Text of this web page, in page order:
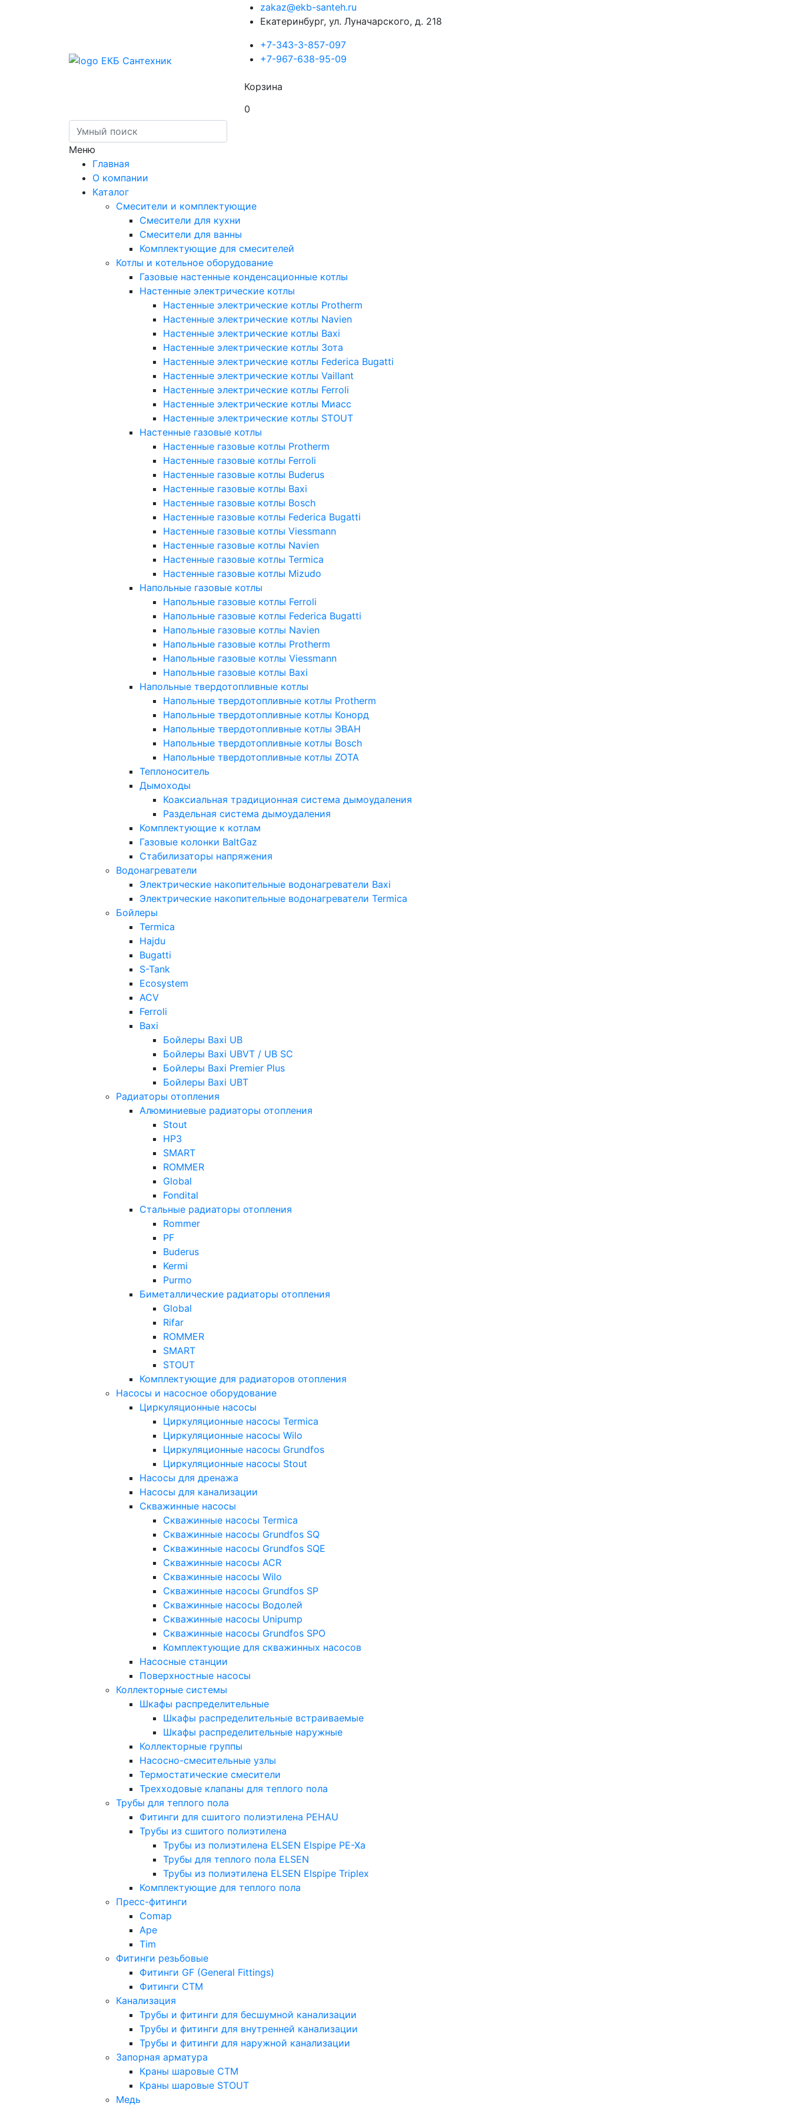
zakaz@ekb-santeh.ru
Екатеринбург, ул. Луначарского, д. 218
+7-343-3-857-097
+7-967-638-95-09
Корзина
0
Меню
Главная
О компании
Каталог
Смесители и комплектующие
Смесители для кухни
Смесители для ванны
Комплектующие для смесителей
Котлы и котельное оборудование
Газовые настенные конденсационные котлы
Настенные электрические котлы
Настенные электрические котлы Protherm
Настенные электрические котлы Navien
Настенные электрические котлы Baxi
Настенные электрические котлы Зота
Настенные электрические котлы Federica Bugatti
Настенные электрические котлы Vaillant
Настенные электрические котлы Ferroli
Настенные электрические котлы Миасс
Настенные электрические котлы STOUT
Настенные газовые котлы
Настенные газовые котлы Protherm
Настенные газовые котлы Ferroli
Настенные газовые котлы Buderus
Настенные газовые котлы Baxi
Настенные газовые котлы Bosch
Настенные газовые котлы Federica Bugatti
Настенные газовые котлы Viessmann
Настенные газовые котлы Navien
Настенные газовые котлы Termica
Настенные газовые котлы Mizudo
Напольные газовые котлы
Напольные газовые котлы Ferroli
Напольные газовые котлы Federica Bugatti
Напольные газовые котлы Navien
Напольные газовые котлы Protherm
Напольные газовые котлы Viessmann
Напольные газовые котлы Baxi
Напольные твердотопливные котлы
Напольные твердотопливные котлы Protherm
Напольные твердотопливные котлы Конорд
Напольные твердотопливные котлы ЭВАН
Напольные твердотопливные котлы Bosch
Напольные твердотопливные котлы ZOTA
Теплоноситель
Дымоходы
Коаксиальная традиционная система дымоудаления
Раздельная система дымоудаления
Комплектующие к котлам
Газовые колонки BaltGaz
Стабилизаторы напряжения
Водонагреватели
Электрические накопительные водонагреватели Baxi
Электрические накопительные водонагреватели Termica
Бойлеры
Termica
Hajdu
Bugatti
S-Tank
Ecosystem
ACV
Ferroli
Baxi
Бойлеры Baxi UB
Бойлеры Baxi UBVT / UB SC
Бойлеры Baxi Premier Plus
Бойлеры Baxi UBT
Радиаторы отопления
Алюминиевые радиаторы отопления
Stout
НРЗ
SMART
ROMMER
Global
Fondital
Стальные радиаторы отопления
Rommer
PF
Buderus
Kermi
Purmo
Биметаллические радиаторы отопления
Global
Rifar
ROMMER
SMART
STOUT
Комплектующие для радиаторов отопления
Насосы и насосное оборудование
Циркуляционные насосы
Циркуляционные насосы Termica
Циркуляционные насосы Wilo
Циркуляционные насосы Grundfos
Циркуляционные насосы Stout
Насосы для дренажа
Насосы для канализации
Скважинные насосы
Скважинные насосы Termica
Скважинные насосы Grundfos SQ
Скважинные насосы Grundfos SQE
Скважинные насосы ACR
Скважинные насосы Wilo
Скважинные насосы Grundfos SP
Скважинные насосы Водолей
Скважинные насосы Unipump
Скважинные насосы Grundfos SPO
Комплектующие для скважинных насосов
Насосные станции
Поверхностные насосы
Коллекторные системы
Шкафы распределительные
Шкафы распределительные встраиваемые
Шкафы распределительные наружные
Коллекторные группы
Насосно-смесительные узлы
Термостатические смесители
Трехходовые клапаны для теплого пола
Трубы для теплого пола
Фитинги для сшитого полиэтилена PEHAU
Трубы из сшитого полиэтилена
Трубы из полиэтилена ELSEN Elspipe PE-Xa
Трубы для теплого пола ELSEN
Трубы из полиэтилена ELSEN Elspipe Triplex
Комплектующие для теплого пола
Пресс-фитинги
Comap
Ape
Tim
Фитинги резьбовые
Фитинги GF (General Fittings)
Фитинги CTM
Канализация
Трубы и фитинги для бесшумной канализации
Трубы и фитинги для внутренней канализации
Трубы и фитинги для наружной канализации
Запорная арматура
Краны шаровые СТМ
Краны шаровые STOUT
Медь